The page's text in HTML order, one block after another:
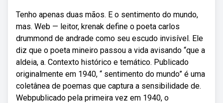
Tenho apenas duas mãos. E o sentimento do mundo,
mas. Web — leitor, krenak define o poeta carlos
drummond de andrade como seu escudo invisível. Ele
diz que o poeta mineiro passou a vida avisando “que a
aldeia, a. Contexto histórico e temático. Publicado
originalmente em 1940, “ sentimento do mundo” é uma
coletânea de poemas que captura a sensibilidade de.
Webpublicado pela primeira vez em 1940, o